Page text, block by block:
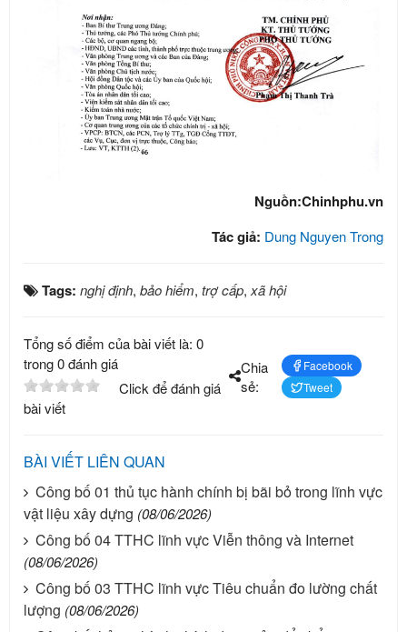
Nguồn:Chinhphu.vn
Tác giả: Dung Nguyen Trong
Tags: nghị định, bảo hiểm, trợ cấp, xã hội
Tổng số điểm của bài viết là: 0
trong 0 đánh giá
Click để đánh giá
bài viết
Chia
sẻ:
Facebook
Tweet
BÀI VIẾT LIÊN QUAN
Công bố 01 thủ tục hành chính bị bãi bỏ trong lĩnh vực
vật liệu xây dựng (08/06/2026)
Công bố 04 TTHC lĩnh vực Viễn thông và Internet
(08/06/2026)
Công bố 03 TTHC lĩnh vực Tiêu chuẩn đo lường chất
lượng (08/06/2026)